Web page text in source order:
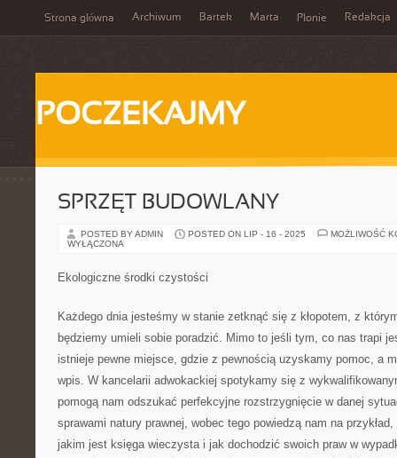
Strona główna Archiwum Bartek Marta Płonie Redakcja
POCZEKAJMY
SPRZĘT BUDOWLANY
POSTED BY ADMIN POSTED ON LIP - 16 - 2025
MOŻLIWOŚĆ
WYŁĄCZONA
Ekologiczne środki czystości
Każdego dnia jesteśmy w stanie zetknąć się z kłopotem, z
będziemy umieli sobie poradzić. Mimo to jeśli tym, co nas trapi
istnieje pewne miejsce, gdzie z pewnością uzyskamy pomoc, a
wpis. W kancelarii adwokackiej spotykamy się z
pomogą nam odszukać perfekcyjne rozstrzygnięcie w danej
sprawami natury prawnej, wobec tego powiedzą nam na
jakim jest księga wieczysta i jak dochodzić swoich praw w